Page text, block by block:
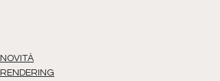
NOVITÀ
RENDERING